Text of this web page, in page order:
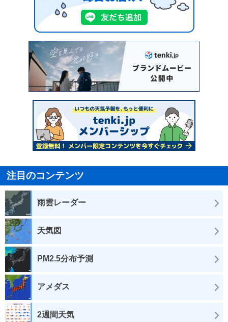
注目のコンテンツ
雨雲レーダー
天気図
PM2.5分布予測
アメダス
2週間天気